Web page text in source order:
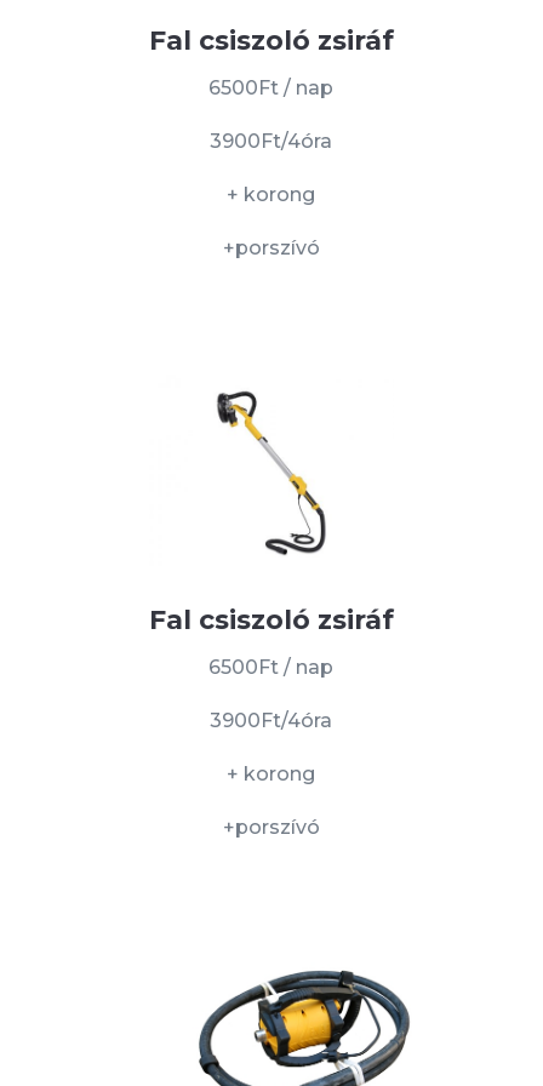
Fal csiszoló zsiráf
6500Ft / nap
3900Ft/4óra
+ korong
+porszívó
Fal csiszoló zsiráf
6500Ft / nap
3900Ft/4óra
+ korong
+porszívó